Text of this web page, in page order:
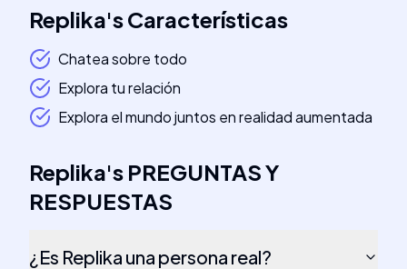
Replika'sCaracterísticas
Chatea sobre todo
Explora tu relación
Explora el mundo juntos en realidad aumentada
Replika's PREGUNTAS Y
RESPUESTAS
¿Es Replika una persona real?